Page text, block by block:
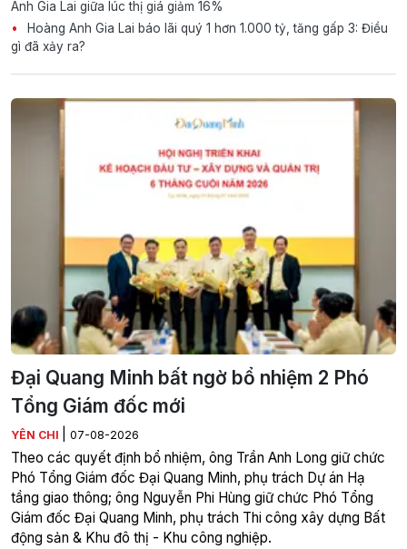
Anh Gia Lai giữa lúc thị giá giảm 16%
Hoàng Anh Gia Lai báo lãi quý 1 hơn 1.000 tỷ, tăng gấp 3: Điều
gì đã xảy ra?
Đại Quang Minh bất ngờ bổ nhiệm 2 Phó
Tổng Giám đốc mới
YÊN CHI 07-08-2026
Theo các quyết định bổ nhiệm, ông Trần Anh Long giữ chức
Phó Tổng Giám đốc Đại Quang Minh, phụ trách Dự án Hạ
tầng giao thông; ông Nguyễn Phi Hùng giữ chức Phó Tổng
Giám đốc Đại Quang Minh, phụ trách Thi công xây dựng Bất
động sản & Khu đô thị - Khu công nghiệp.